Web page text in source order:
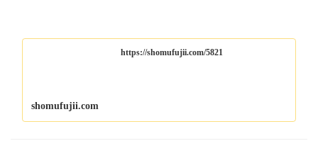
https://shomufujii.com/5821
shomufujii.com